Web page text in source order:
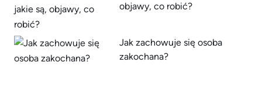
objawy, co robić?
Jak zachowuje się osoba
zakochana?